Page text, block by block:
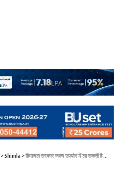
>Shimla >हिमाचल सरकार जल्द उपयोग में ला सकती है शिमला का इंडस अस्पताल, यह है वजह